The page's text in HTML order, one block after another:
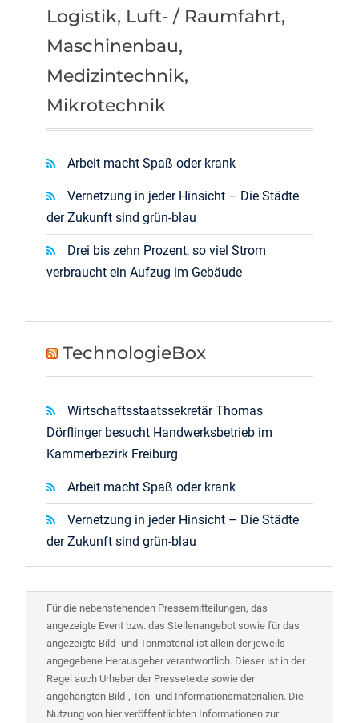
Logistik, Luft- / Raumfahrt,
Maschinenbau,
Medizintechnik,
Mikrotechnik
Arbeit macht Spaß oder krank
Vernetzung in jeder Hinsicht – Die Städte
der Zukunft sind grün-blau
Drei bis zehn Prozent, so viel Strom
verbraucht ein Aufzug im Gebäude
TechnologieBox
Wirtschaftsstaatssekretär Thomas
Dörflinger besucht Handwerksbetrieb im
Kammerbezirk Freiburg
Arbeit macht Spaß oder krank
Vernetzung in jeder Hinsicht – Die Städte
der Zukunft sind grün-blau
Für die nebenstehenden Pressemitteilungen, das
angezeigte Event bzw. das Stellenangebot sowie für das
angezeigte Bild- und Tonmaterial ist allein der jeweils
angegebene Herausgeber verantwortlich. Dieser ist in der
Regel auch Urheber der Pressetexte sowie der
angehängten Bild-, Ton- und Informationsmaterialien. Die
Nutzung von hier veröffentlichten Informationen zur